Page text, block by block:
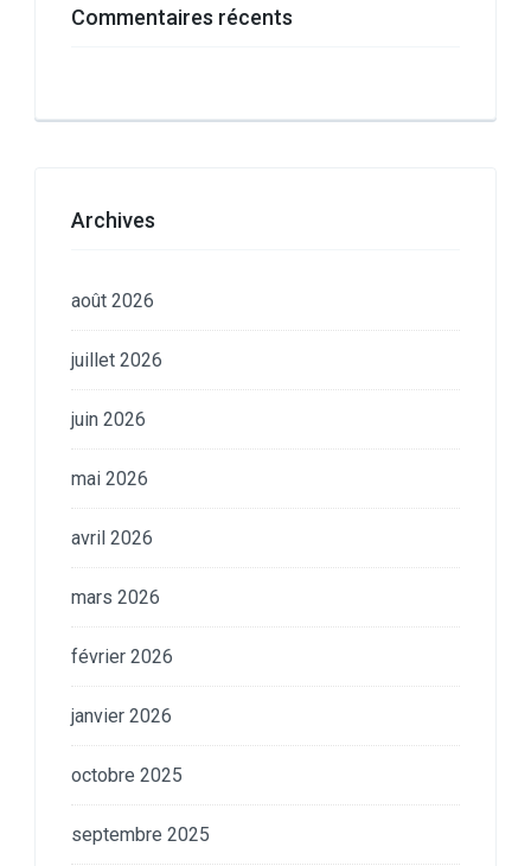
Commentaires récents
Archives
août 2026
juillet 2026
juin 2026
mai 2026
avril 2026
mars 2026
février 2026
janvier 2026
octobre 2025
septembre 2025